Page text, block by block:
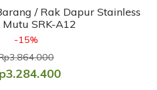
/ Rak Dapur Stainless
Mutu SRK-A12
-15%